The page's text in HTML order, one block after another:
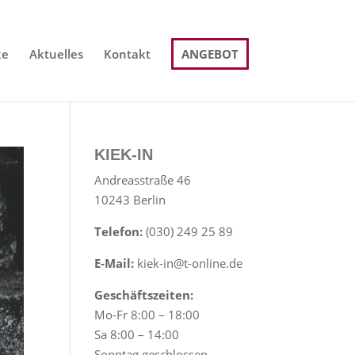
Aktuelles Kontakt ANGEBOT
KIEK-IN
Andreasstraße 46
10243 Berlin
Telefon: (030) 249 25 89
E-Mail: kiek-in@t-online.de
Geschäftszeiten:
Mo-Fr 8:00 – 18:00
Sa 8:00 – 14:00